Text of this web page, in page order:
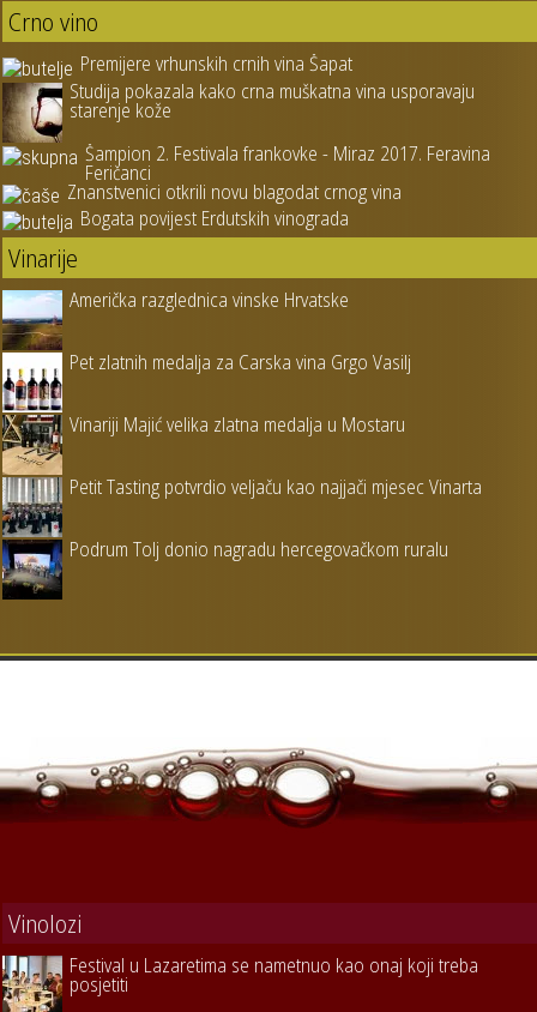
Crno vino
Premijere vrhunskih crnih vina Šapat
Studija pokazala kako crna muškatna vina usporavaju
starenje kože
Šampion 2. Festivala frankovke - Miraz 2017. Feravina
Feričanci
Znanstvenici otkrili novu blagodat crnog vina
Bogata povijest Erdutskih vinograda
Vinarije
Američka razglednica vinske Hrvatske
Pet zlatnih medalja za Carska vina Grgo Vasilj
Vinariji Majić velika zlatna medalja u Mostaru
Petit Tasting potvrdio veljaču kao najjači mjesec Vinarta
Podrum Tolj donio nagradu hercegovačkom ruralu
Vinolozi
Festival u Lazaretima se nametnuo kao onaj koji treba
posjetiti